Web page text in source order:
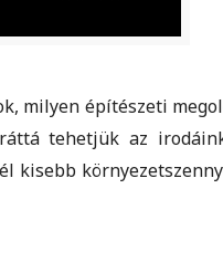
milyen építészeti
tehetjük az
kisebb